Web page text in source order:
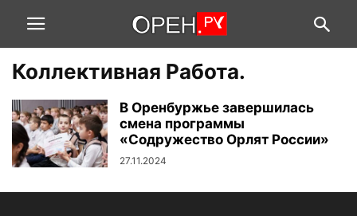
Коллективная Работа.
В Оренбуржье завершилась
смена программы
«Содружество Орлят России»
27.11.2024